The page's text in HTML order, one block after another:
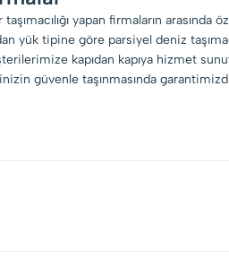
yapan firmaların
yük tipine göre parsiyel deniz
kapıdan kapıya hizmet
güvenle taşınmasında